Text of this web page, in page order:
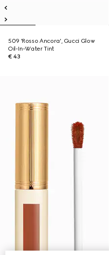
509 'Rosso Ancora', Gucci Glow
Oil-In-Water Tint
€ 43